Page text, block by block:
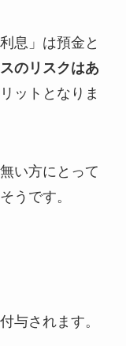
息」は預金と
のリスクはあ
ットとなりま
い方にとって
うです。
与されます。